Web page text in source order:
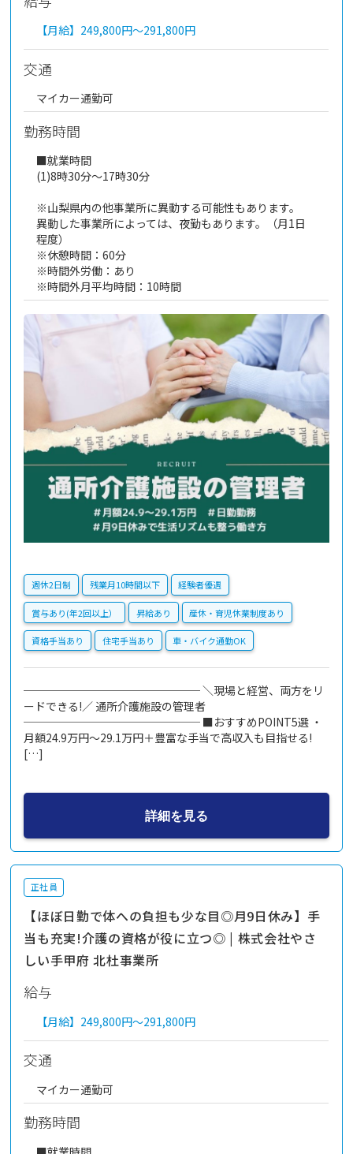
【月給】 249,800円～291,800円
交通
マイカー通勤可
勤務時間
■就業時間
(1)8時30分～17時30分
※山梨県内の他事業所に異動する可能性もあります。
異動した事業所によっては、夜勤もあります。（月1日
程度）
※休憩時間：60分
※時間外労働：あり
※時間外月平均時間：10時間
週休2日制 残業月10時間以下 経験者優遇
賞与あり(年2回以上） 昇給あり 産休・育児休業制度あり
資格手当あり 住宅手当あり 車・バイク通勤OK
──────────────── ＼現場と経営、両方をリ
ードできる!／ 通所介護施設の管理者
──────────────── ■おすすめPOINT5選 ・
月額24.9万円～29.1万円＋豊富な手当で高収入も目指せる!
[…]
詳細を見る
正社員
【ほぼ日勤で体への負担も少な目◎月9日休み】手
当も充実!介護の資格が役に立つ◎ | 株式会社やさ
しい手甲府 北杜事業所
給与
【月給】 249,800円～291,800円
交通
マイカー通勤可
勤務時間